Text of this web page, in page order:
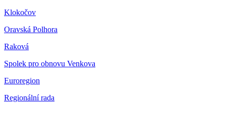
Klokočov
Oravská Polhora
Raková
Spolek pro obnovu Venkova
Euroregion
Regionální rada